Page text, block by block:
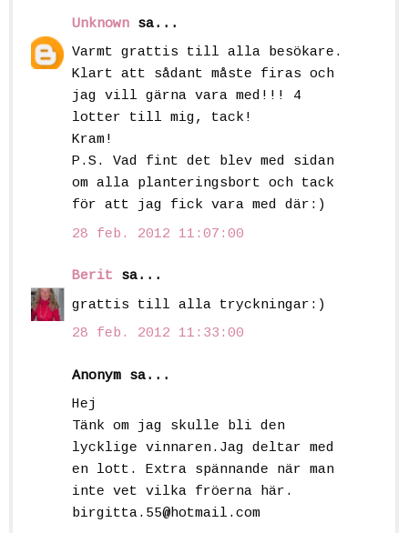
Unknown sa...
Varmt grattis till alla besökare.
Klart att sådant måste firas och
jag vill gärna vara med!!! 4
lotter till mig, tack!
Kram!
P.S. Vad fint det blev med sidan
om alla planteringsbort och tack
för att jag fick vara med där:)
28 feb. 2012 11:07:00
Berit sa...
grattis till alla tryckningar:)
28 feb. 2012 11:33:00
Anonym sa...
Hej
Tänk om jag skulle bli den
lycklige vinnaren.Jag deltar med
en lott. Extra spännande när man
inte vet vilka fröerna här.
birgitta.55@hotmail.com